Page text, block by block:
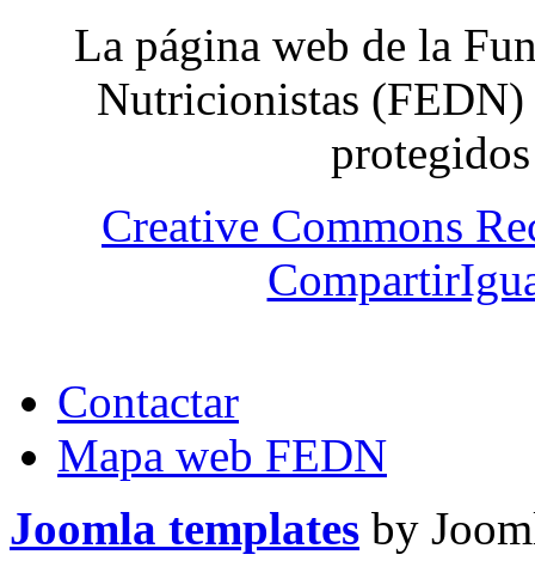
La página web de la
Nutricionistas (FEDN)
Creative Commons
Contactar
Mapa web FEDN
Joomla templates by